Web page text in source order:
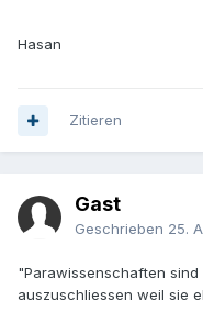
Hasan
Zitieren
Gast
Geschrieben 25.
"Parawissenschaften
auszuschliessen weil sie